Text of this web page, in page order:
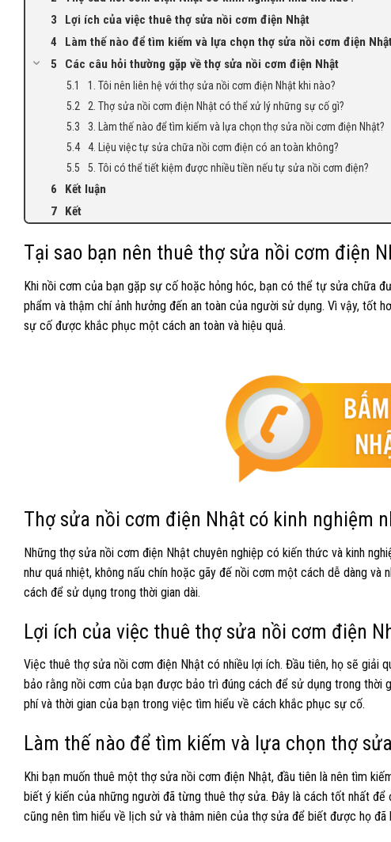
Lợi ích của việc thuê thợ sửa nồi cơm điện Nhật
Làm thế nào để tìm kiếm và lựa chọn thợ sửa nồi cơm điện
Các câu hỏi thường gặp về thợ sửa nồi cơm điện Nhật
1. Tôi nên liên hệ với thợ sửa nồi cơm điện Nhật khi nào?
2. Thợ sửa nồi cơm điện Nhật có thể xử lý những sự cố gì?
3. Làm thế nào để tìm kiếm và lựa chọn thợ sửa nồi cơm điện Nhật?
4. Liệu việc tự sửa chữa nồi cơm điện có an toàn không?
5. Tôi có thể tiết kiệm được nhiều tiền nếu tự sửa nồi cơm điện?
Kết luận
Kết
Tại sao bạn nên thuê thợ sửa nồi cơm điện
Khi nồi cơm của bạn gặp sự cố hoặc hỏng hóc, bạn có thể tự sửa chữa
phẩm và thậm chí ảnh hưởng đến an toàn của người sử dụng. Vì vậy, tốt
sự cố được khắc phục một cách an toàn và hiệu quả.
Thợ sửa nồi cơm điện Nhật có kinh nghiệm
Những thợ sửa nồi cơm điện Nhật chuyên nghiệp có kiến ​​thức và kinh
như quá nhiệt, không nấu chín hoặc gãy đế nồi cơm một cách dễ dàng
cách để sử dụng trong thời gian dài.
Lợi ích của việc thuê thợ sửa nồi cơm điện
Việc thuê thợ sửa nồi cơm điện Nhật có nhiều lợi ích. Đầu tiên, họ sẽ giải
bảo rằng nồi cơm của bạn được bảo trì đúng cách để sử dụng trong thời
phí và thời gian của bạn trong việc tìm hiểu về cách khắc phục sự cố.
Làm thế nào để tìm kiếm và lựa chọn thợ
Khi bạn muốn thuê một thợ sửa nồi cơm điện Nhật, đầu tiên là nên tìm
biết ý kiến ​​của những người đã từng thuê thợ sửa. Đây là cách tốt nhất
cũng nên tìm hiểu về lịch sử và thâm niên của thợ sửa để biết được họ đã